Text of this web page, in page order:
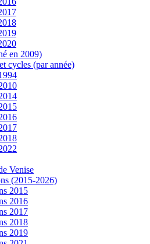
en 2009)
cycles (par année)
Venise
(2015-2026)
2015
2016
2017
2018
2019